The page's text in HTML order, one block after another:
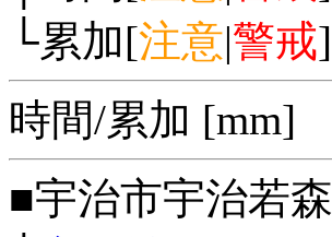
└累加[注意|警戒]
時間/累加 [mm]
■宇治市宇治若森